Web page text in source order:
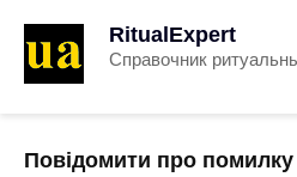
RitualExpert
Справочник
Повідомити про помилку